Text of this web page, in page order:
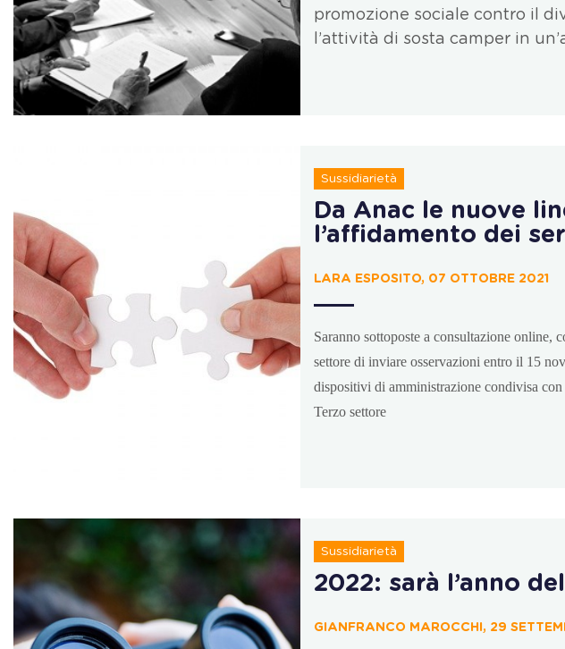
promozione sociale contro il
l’attività di sosta camper in
Sussidiarietà
Da Anac le nuove
l’affidamento dei
LARA ESPOSITO, 07 OTTOBRE 2021
Saranno sottoposte a consultazione online,
settore di inviare osservazioni entro il 15
dispositivi di amministrazione condivisa
Terzo settore
Sussidiarietà
2022: sarà l’anno
GIANFRANCO MAROCCHI, 29